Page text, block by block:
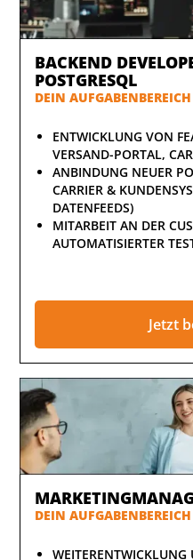
BACKEND
POSTGRESQL
DEIN AUFGABENBEREICH
ENTWICKLUNG VON
VERSAND-PORTAL,
ANBINDUNG NEUER
CARRIER &
DATENFEEDS)
MITARBEIT AN DER
AUTOMATISIERTER
Jetzt
DEIN AUFGABENBEREICH
WEITERENTWICKLUNG